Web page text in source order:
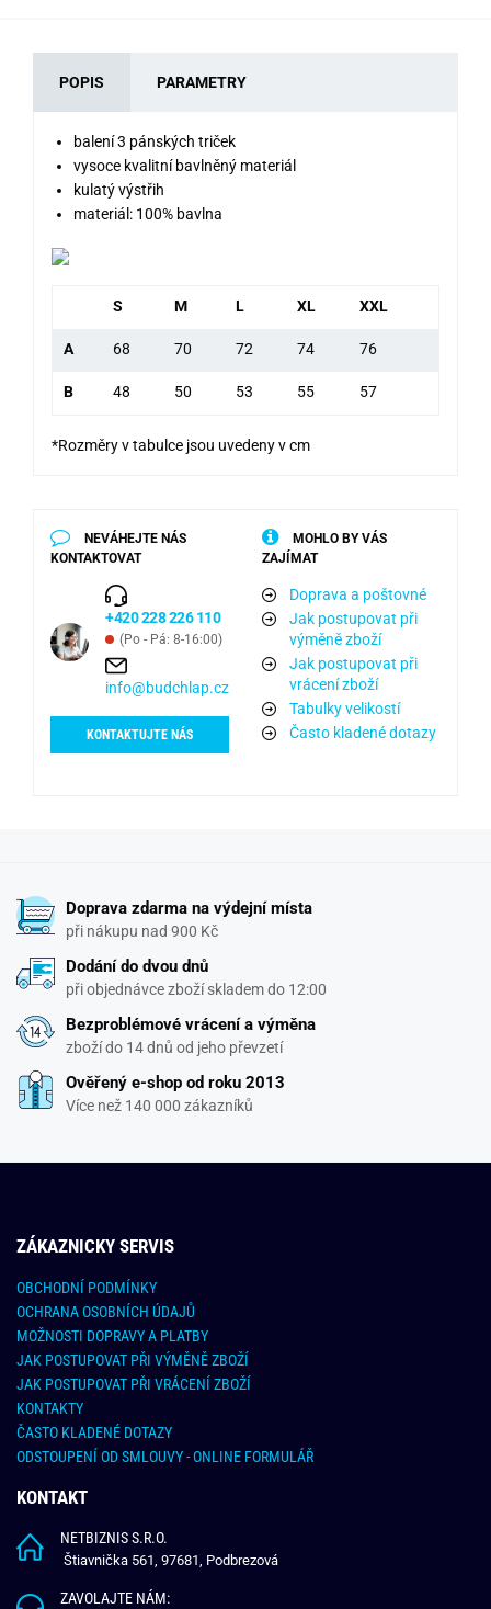
POPIS PARAMETRY
balení 3 pánských triček
vysoce kvalitní bavlněný materiál
kulatý výstřih
materiál: 100% bavlna
S M L XL XXL
A 68 70 72 74 76
B 48 50 53 55 57
*Rozměry v tabulce jsou uvedeny v cm
NEVÁHEJTE NÁS
KONTAKTOVAT
+420 228 226 110
(Po - Pá: 8-16:00)
info@budchlap.cz
KONTAKTUJTE NÁS
MOHLO BY VÁS
ZAJÍMAT
Doprava a poštovné
Jak postupovat při
výměně zboží
Jak postupovat při
vrácení zboží
Tabulky velikostí
Často kladené dotazy
Doprava zdarma na výdejní místa
při nákupu nad 900 Kč
Dodání do dvou dnů
při objednávce zboží skladem do 12:00
Bezproblémové vrácení a výměna
zboží do 14 dnů od jeho převzetí
Ověřený e-shop od roku 2013
Více než 140 000 zákazníků
ZÁKAZNICKY SERVIS
OBCHODNÍ PODMÍNKY
OCHRANA OSOBNÍCH ÚDAJŮ
MOŽNOSTI DOPRAVY A PLATBY
JAK POSTUPOVAT PŘI VÝMĚNĚ ZBOŽÍ
JAK POSTUPOVAT PŘI VRÁCENÍ ZBOŽÍ
KONTAKTY
ČASTO KLADENÉ DOTAZY
ODSTOUPENÍ OD SMLOUVY - ONLINE FORMULÁŘ
KONTAKT
NETBIZNIS S.R.O.
Štiavnička 561, 97681, Podbrezová
ZAVOLAJTE NÁM: